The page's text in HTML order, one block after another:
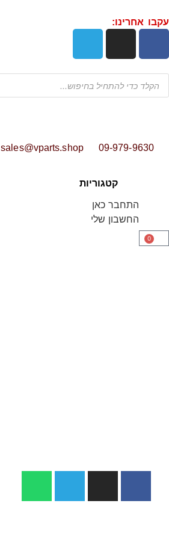
עקבו אחרינו:
09-979-9630
sales@vparts.shop
קטגוריות
התחבר כאן
החשבון שלי
0